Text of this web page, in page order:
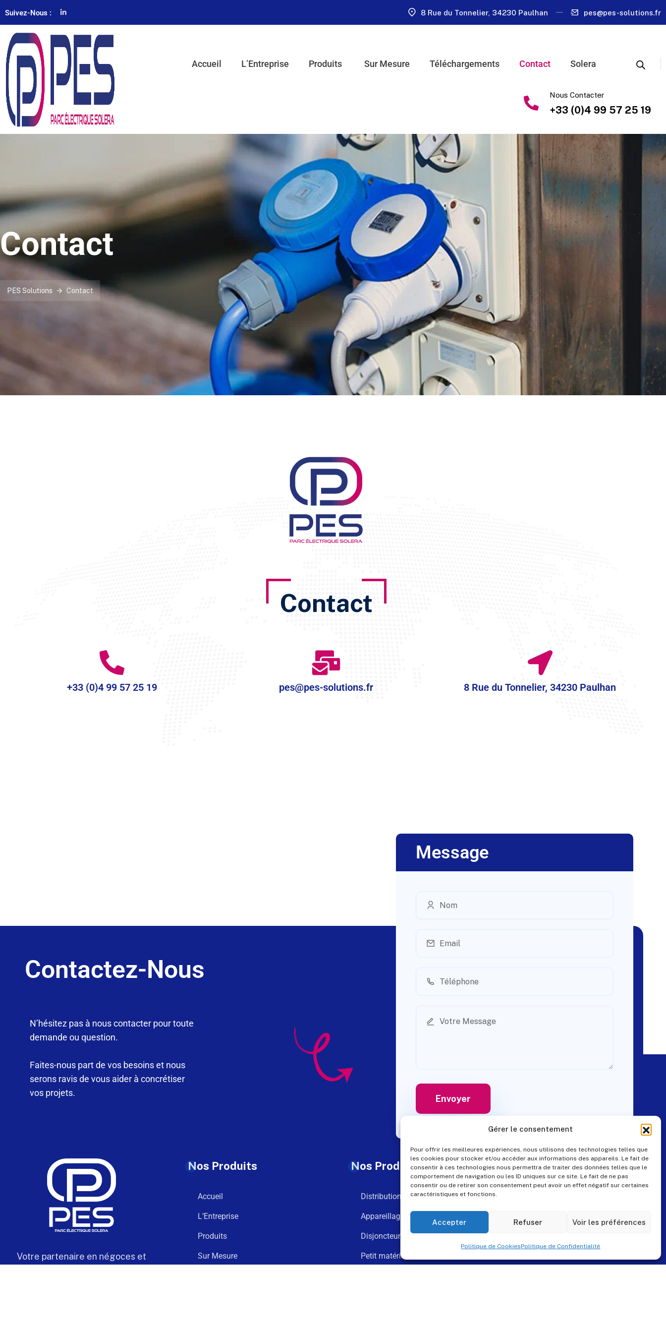
Gérer le consentement
Pour offrir les meilleures expériences, nous utilisons des technologies telles que
les cookies pour stocker et/ou accéder aux informations des appareils. Le fait de
consentir à ces technologies nous permettra de traiter des données telles que le
comportement de navigation ou les ID uniques sur ce site. Le fait de ne pas
consentir ou de retirer son consentement peut avoir un effet négatif sur certaines
caractéristiques et fonctions.
Accepter Refuser Voir les préférences
Politique de CookiesPolitique de Confidentialité
Suivez-Nous : 8 Rue du Tonnelier, 34230 Paulhan pes@pes-solutions.fr
Accueil L’Entreprise Produits Sur Mesure Téléchargements Contact Solera
Nous Contacter
+33 (0)4 99 57 25 19
Contact
PES Solutions Contact
Contact
+33 (0)4 99 57 25 19 pes@pes-solutions.fr 8 Rue du Tonnelier, 34230 Paulhan
Contactez-Nous
N’hésitez pas à nous contacter pour toute
demande ou question.
Faites-nous part de vos besoins et nous
serons ravis de vous aider à concrétiser
vos projets.
Message
Votre partenaire en négoces et
Nos Produits
Accueil
L’Entreprise
Produits
Sur Mesure
Nos Produits
Distribution
Appareillage
Disjoncteurs
Petit matériel
Contact
pes@pes-solutions.fr
8 Rue du Tonnelier,